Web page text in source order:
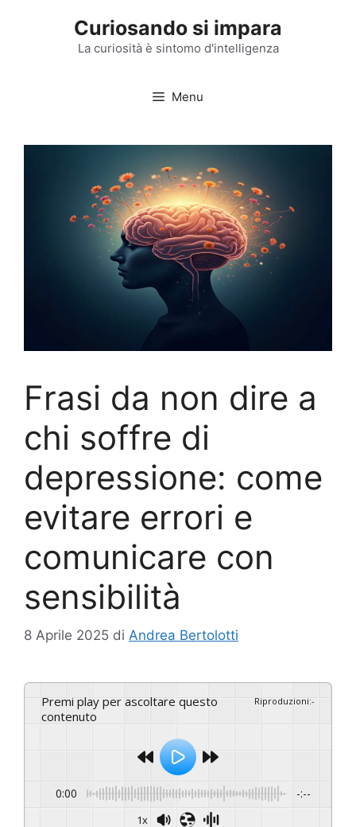
Curiosando si impara
La curiosità è sintomo d'intelligenza
Menu
Frasi da non dire a
chi soffre di
depressione: come
evitare errori e
comunicare con
sensibilità
8 Aprile 2025 di Andrea Bertolotti
Premi play per ascoltare questo
contenuto
Riproduzioni:-
0:00 -:--
1x